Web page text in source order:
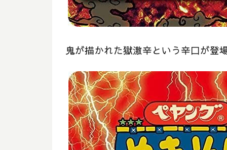
鬼が描かれた獄激辛という辛口が登